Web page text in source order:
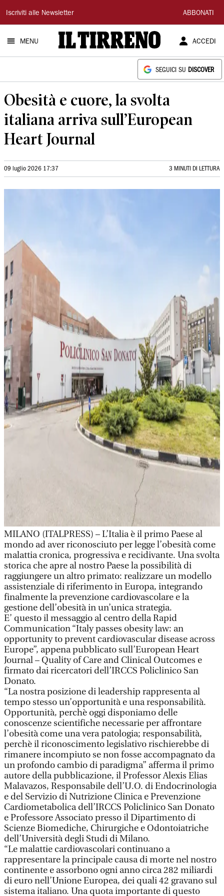
Il
Tirreno
Iscriviti alle Newsletter ABBONATI
MENU ACCEDI
SEGUICI SU DISCOVER
Obesità e cuore, la svolta
italiana arriva sull’European
Heart Journal
09 luglio 2026 17:37 3 MINUTI DI LETTURA
MILANO (ITALPRESS) – L’Italia è il primo Paese al
mondo ad aver riconosciuto per legge l’obesità come
malattia cronica, progressiva e recidivante. Una svolta
storica che apre al nostro Paese la possibilità di
raggiungere un altro primato: realizzare un modello
assistenziale di riferimento in Europa, integrando
finalmente la prevenzione cardiovascolare e la
gestione dell’obesità in un’unica strategia.
E’ questo il messaggio al centro della Rapid
Communication “Italy passes obesity law: an
opportunity to prevent cardiovascular disease across
Europe”, appena pubblicato sull’European Heart
Journal – Quality of Care and Clinical Outcomes e
firmato dai ricercatori dell’IRCCS Policlinico San
Donato.
“La nostra posizione di leadership rappresenta al
tempo stesso un’opportunità e una responsabilità.
Opportunità, perchè oggi disponiamo delle
conoscenze scientifiche necessarie per affrontare
l’obesità come una vera patologia; responsabilità,
perchè il riconoscimento legislativo rischierebbe di
rimanere incompiuto se non fosse accompagnato da
un profondo cambio di paradigma” afferma il primo
autore della pubblicazione, il Professor Alexis Elias
Malavazos, Responsabile dell’U.O. di Endocrinologia
e del Servizio di Nutrizione Clinica e Prevenzione
Cardiometabolica dell’IRCCS Policlinico San Donato
e Professore Associato presso il Dipartimento di
Scienze Biomediche, Chirurgiche e Odontoiatriche
dell’Università degli Studi di Milano.
“Le malattie cardiovascolari continuano a
rappresentare la principale causa di morte nel nostro
continente e assorbono ogni anno circa 282 miliardi
di euro nell’Unione Europea, dei quali 42 gravano sul
sistema italiano. Una quota importante di questo